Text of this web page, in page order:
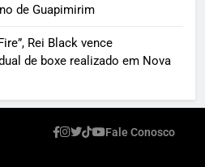
de Guapimirim
Rei Black vence
de boxe realizado em Nova
Fale Conosco